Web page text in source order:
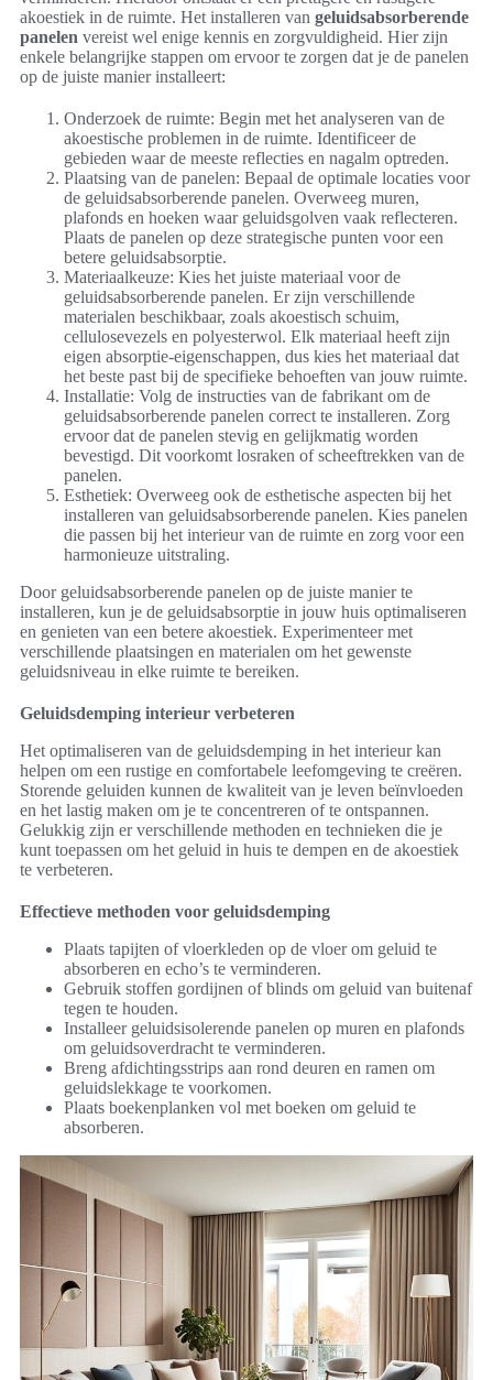
akoestiek in de ruimte. Het installeren van geluidsabsorberende
panelen vereist wel enige kennis en zorgvuldigheid. Hier zijn
enkele belangrijke stappen om ervoor te zorgen dat je de panelen
op de juiste manier installeert:
Onderzoek de ruimte: Begin met het analyseren van de
akoestische problemen in de ruimte. Identificeer de
gebieden waar de meeste reflecties en nagalm optreden.
Plaatsing van de panelen: Bepaal de optimale locaties voor
de geluidsabsorberende panelen. Overweeg muren,
plafonds en hoeken waar geluidsgolven vaak reflecteren.
Plaats de panelen op deze strategische punten voor een
betere geluidsabsorptie.
Materiaalkeuze: Kies het juiste materiaal voor de
geluidsabsorberende panelen. Er zijn verschillende
materialen beschikbaar, zoals akoestisch schuim,
cellulosevezels en polyesterwol. Elk materiaal heeft zijn
eigen absorptie-eigenschappen, dus kies het materiaal dat
het beste past bij de specifieke behoeften van jouw ruimte.
Installatie: Volg de instructies van de fabrikant om de
geluidsabsorberende panelen correct te installeren. Zorg
ervoor dat de panelen stevig en gelijkmatig worden
bevestigd. Dit voorkomt losraken of scheeftrekken van de
panelen.
Esthetiek: Overweeg ook de esthetische aspecten bij het
installeren van geluidsabsorberende panelen. Kies panelen
die passen bij het interieur van de ruimte en zorg voor een
harmonieuze uitstraling.
Door geluidsabsorberende panelen op de juiste manier te
installeren, kun je de geluidsabsorptie in jouw huis optimaliseren
en genieten van een betere akoestiek. Experimenteer met
verschillende plaatsingen en materialen om het gewenste
geluidsniveau in elke ruimte te bereiken.
Geluidsdemping interieur verbeteren
Het optimaliseren van de geluidsdemping in het interieur kan
helpen om een rustige en comfortabele leefomgeving te creëren.
Storende geluiden kunnen de kwaliteit van je leven beïnvloeden
en het lastig maken om je te concentreren of te ontspannen.
Gelukkig zijn er verschillende methoden en technieken die je
kunt toepassen om het geluid in huis te dempen en de akoestiek
te verbeteren.
Effectieve methoden voor geluidsdemping
Plaats tapijten of vloerkleden op de vloer om geluid te
absorberen en echo’s te verminderen.
Gebruik stoffen gordijnen of blinds om geluid van buitenaf
tegen te houden.
Installeer geluidsisolerende panelen op muren en plafonds
om geluidsoverdracht te verminderen.
Breng afdichtingsstrips aan rond deuren en ramen om
geluidslekkage te voorkomen.
Plaats boekenplanken vol met boeken om geluid te
absorberen.